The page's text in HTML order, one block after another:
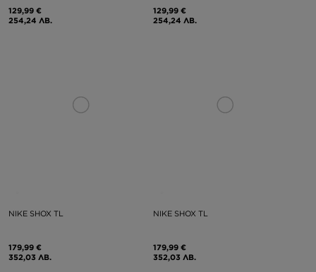
129,99 €
254,24 ЛВ.
129,99 €
254,24 ЛВ.
NIKE SHOX TL
179,99 €
352,03 ЛВ.
NIKE SHOX TL
179,99 €
352,03 ЛВ.